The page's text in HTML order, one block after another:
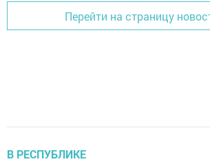
Перейти на страницу
В РЕСПУБЛИКЕ